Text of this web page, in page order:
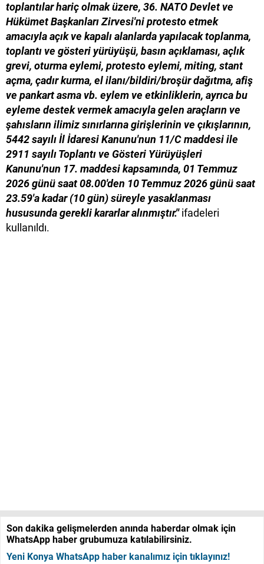
toplantılar hariç olmak üzere, 36. NATO Devlet ve
Hükümet Başkanları Zirvesi'ni protesto etmek
amacıyla açık ve kapalı alanlarda yapılacak toplanma,
toplantı ve gösteri yürüyüşü, basın açıklaması, açlık
grevi, oturma eylemi, protesto eylemi, miting, stant
açma, çadır kurma, el ilanı/bildiri/broşür dağıtma, afiş
ve pankart asma vb. eylem ve etkinliklerin, ayrıca bu
eyleme destek vermek amacıyla gelen araçların ve
şahısların ilimiz sınırlarına girişlerinin ve çıkışlarının,
5442 sayılı İl İdaresi Kanunu'nun 11/C maddesi ile
2911 sayılı Toplantı ve Gösteri Yürüyüşleri
Kanunu'nun 17. maddesi kapsamında, 01 Temmuz
2026 günü saat 08.00'den 10 Temmuz 2026 günü saat
23.59'a kadar (10 gün) süreyle yasaklanması
hususunda gerekli kararlar alınmıştır.''ifadeleri
kullanıldı.
Son dakika gelişmelerden anında haberdar olmak için
WhatsApp haber grubumuza katılabilirsiniz.
Yeni Konya WhatsApp haber kanalımız için tıklayınız!